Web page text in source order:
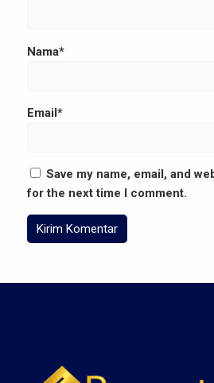
Nama*
Email*
Save my name, email, and
for the next time I comment.